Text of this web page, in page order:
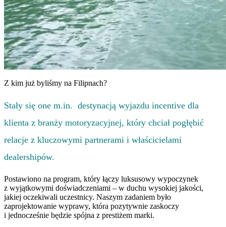
Z kim już byliśmy na Filipnach?
Stały się one m.in. destynacją wyjazdu incentive dla
klienta z branży motoryzacyjnej, który chciał pogłębić
relacje z kluczowymi partnerami i właścicielami
dealershipów.
Postawiono na program, który łączy luksusowy wypoczynek
z wyjątkowymi doświadczeniami – w duchu wysokiej jakości,
jakiej oczekiwali uczestnicy. Naszym zadaniem było
zaprojektowanie wyprawy, która pozytywnie zaskoczy
i jednocześnie będzie spójna z prestiżem marki.